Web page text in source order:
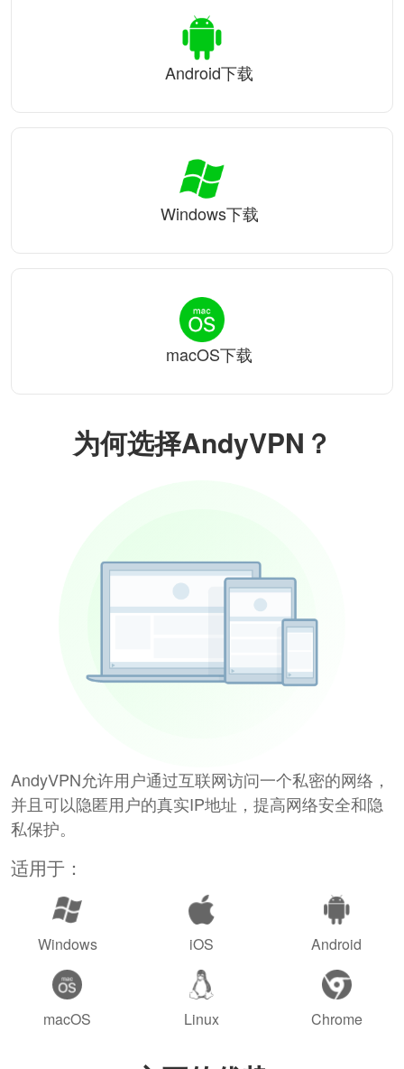
为何选择AndyVPN？
AndyVPN允许用户通过互联网访问一个私密的网络，
并且可以隐匿用户的真实IP地址，提高网络安全和隐
私保护。
适用于：
Windows iOS Android
macOS Linux Chrome
Android下载
Windows下载
macOS下载